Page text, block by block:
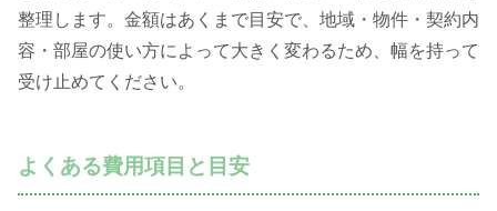
整理します。金額はあくまで目安で、地域・物件・契約内
容・部屋の使い方によって大きく変わるため、幅を持って
受け止めてください。
よくある費用項目と目安